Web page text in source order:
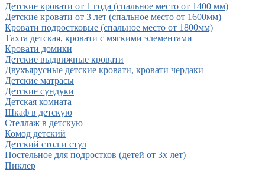
Детские кровати от 1 года (спальное место от 1400 мм)
Детские кровати от 3 лет (спальное место от 1600мм)
Кровати подростковые (спальное место от 1800мм)
Тахта детская, кровати с мягкими элементами
Кровати домики
Детские выдвижные кровати
Двухъярусные детские кровати, кровати чердаки
Детские матрасы
Детские сундуки
Детская комната
Шкаф в детскую
Стеллаж в детскую
Комод детский
Детский стол и стул
Постельное для подростков (детей от 3х лет)
Пиклер